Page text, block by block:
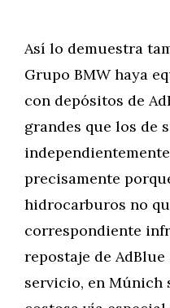
Así lo demuestra
Grupo BMW haya
con depósitos de
grandes que los de
precisamente
hidrocarburos no
correspondiente
repostaje de
servicio, en Múnich